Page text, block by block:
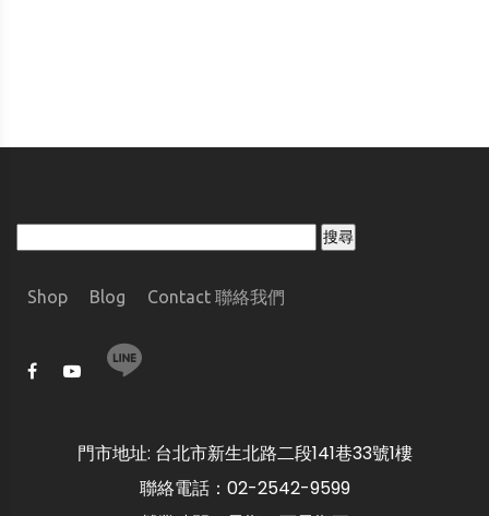
Shop Blog Contact 聯絡我們
門市地址: 台北市新生北路二段141巷33號1樓
聯絡電話：02-2542-9599